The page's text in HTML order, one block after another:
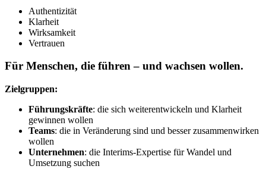
Authentizität
Klarheit
Wirksamkeit
Vertrauen
Für Menschen, die führen – und wachsen wollen.
Zielgruppen:
Führungskräfte: die sich weiterentwickeln und Klarheit
gewinnen wollen
Teams: die in Veränderung sind und besser zusammenwirken
wollen
Unternehmen: die Interims-Expertise für Wandel und
Umsetzung suchen